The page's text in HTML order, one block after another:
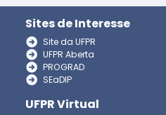
Sites de Interesse
Site da UFPR
UFPR Aberta
PROGRAD
SEaDIP
UFPR Virtual